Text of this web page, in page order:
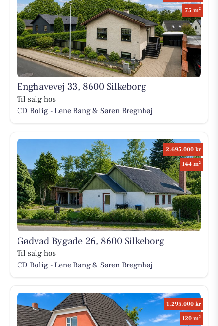
75 m2
Enghavevej 33, 8600 Silkeborg
Til salg hos
CD Bolig - Lene Bang & Søren Bregnhøj
2.695.000 kr
144 m2
Gødvad Bygade 26, 8600 Silkeborg
Til salg hos
CD Bolig - Lene Bang & Søren Bregnhøj
1.295.000 kr
120 m2